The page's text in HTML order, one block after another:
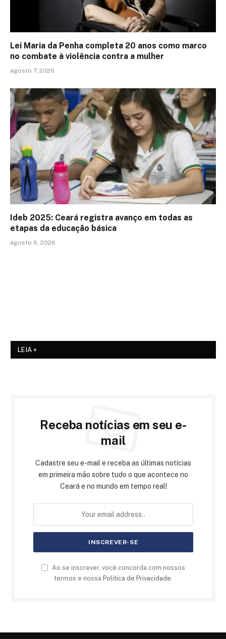
Lei Maria da Penha completa 20 anos como marco
no combate à violência contra a mulher
agosto 7, 2026
Ideb 2025: Ceará registra avanço em todas as
etapas da educação básica
agosto 6, 2026
LEIA +
Receba notícias em seu e-
mail
Cadastre seu e-mail e receba as últimas notícias
em primeira mão sobre tudo o que acontece no
Ceará e no mundo em tempo real!
Ao se inscrever, você concorda com nossos
termos e nossa Politica de Privacidade